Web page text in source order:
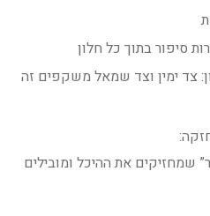
סיפור בתוך כל חלון
צד ימין וצד שמאל משקפים זה
שמחזיקים את ההיכל ומובילים